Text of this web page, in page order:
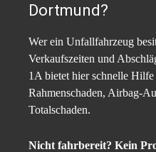
Dortmund?
Wer ein Unfallfahrzeug
Verkaufszeiten und
1A bietet hier schnelle
Rahmenschaden, Airbag-
Totalschaden.
Nicht fahrbereit? Kein